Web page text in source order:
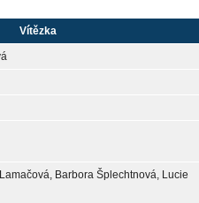
Vítězka
Barbora Šplechtnová, Lucie